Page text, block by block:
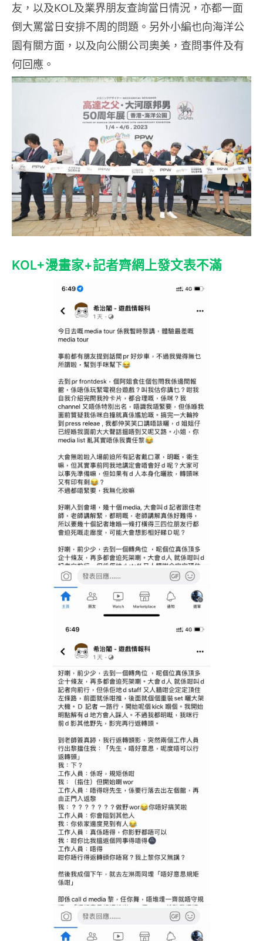
友，以及KOL及業界朋友查詢當日情況，亦都一面
倒大罵當日安排不周的問題。另外小編也向海洋公
園有關方面，以及向公關公司奧美，查問事件及有
何回應。
KOL+漫畫家+記者齊網上發文表不滿